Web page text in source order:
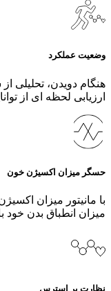
وضعیت عملکرد
هنگام دویدن، تحلیلی
ارزیابی لحظه‌ ای از
حسگر میزان اکسیژن خون
با مانیتور میزان
میزان انطباق بدن خود
نظارت بر استرس